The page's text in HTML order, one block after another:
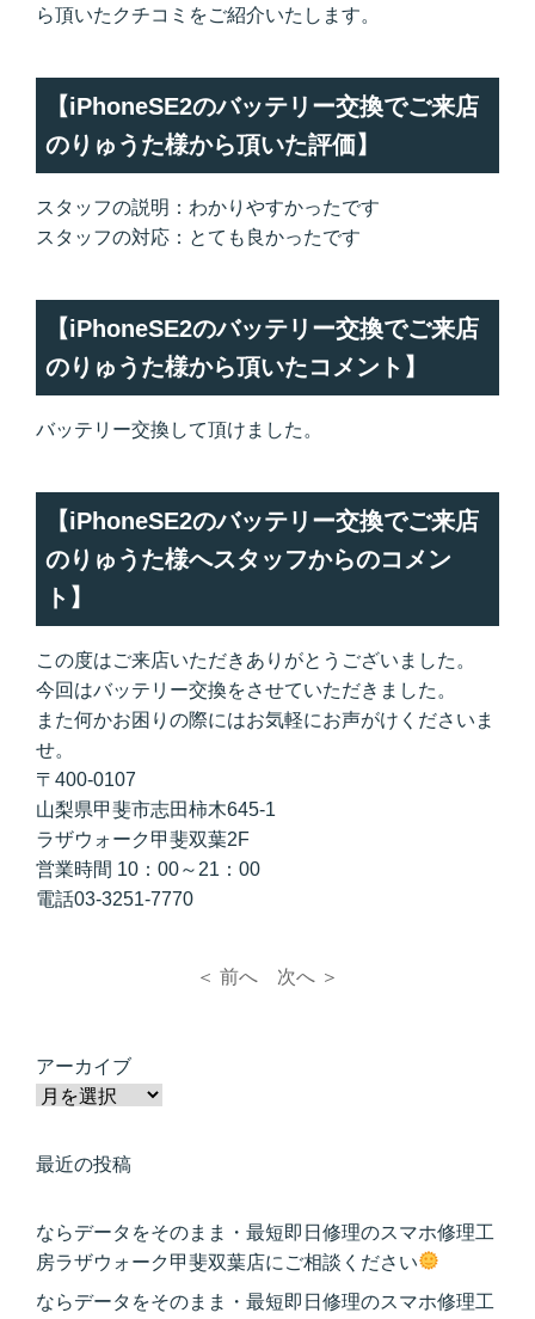
ら頂いたクチコミをご紹介いたします。
【iPhoneSE2のバッテリー交換でご来店
のりゅうた様から頂いた評価】
スタッフの説明：わかりやすかったです
スタッフの対応：とても良かったです
【iPhoneSE2のバッテリー交換でご来店
のりゅうた様から頂いたコメント】
バッテリー交換して頂けました。
【iPhoneSE2のバッテリー交換でご来店
のりゅうた様へスタッフからのコメン
ト】
この度はご来店いただきありがとうございました。
今回はバッテリー交換をさせていただきました。
また何かお困りの際にはお気軽にお声がけくださいま
せ。
〒400-0107
山梨県甲斐市志田柿木645-1
ラザウォーク甲斐双葉2F
営業時間 10：00～21：00
電話03-3251-7770
＜ 前へ 次へ ＞
アーカイブ
最近の投稿
ならデータをそのまま・最短即日修理のスマホ修理工
房ラザウォーク甲斐双葉店にご相談ください
ならデータをそのまま・最短即日修理のスマホ修理工